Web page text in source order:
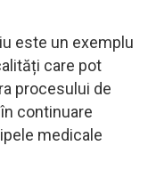
este un exemplu
care pot
procesului de
continuare
medicale